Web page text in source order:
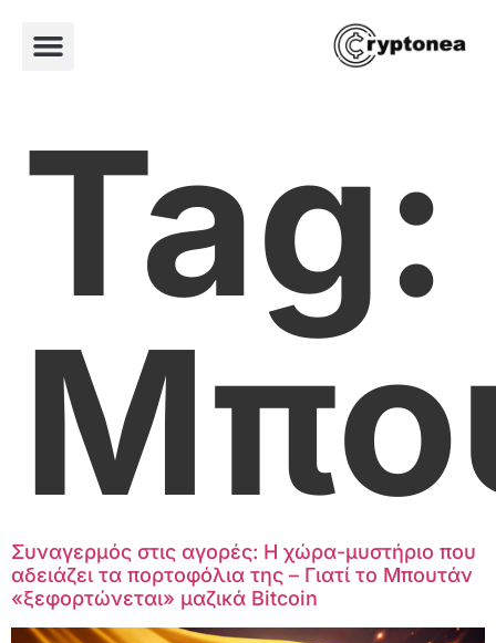
Tag:
Συναγερμός στις αγορές: Η χώρα-μυστήριο που
αδειάζει τα πορτοφόλια της – Γιατί το Μπουτάν
«ξεφορτώνεται» μαζικά Bitcoin